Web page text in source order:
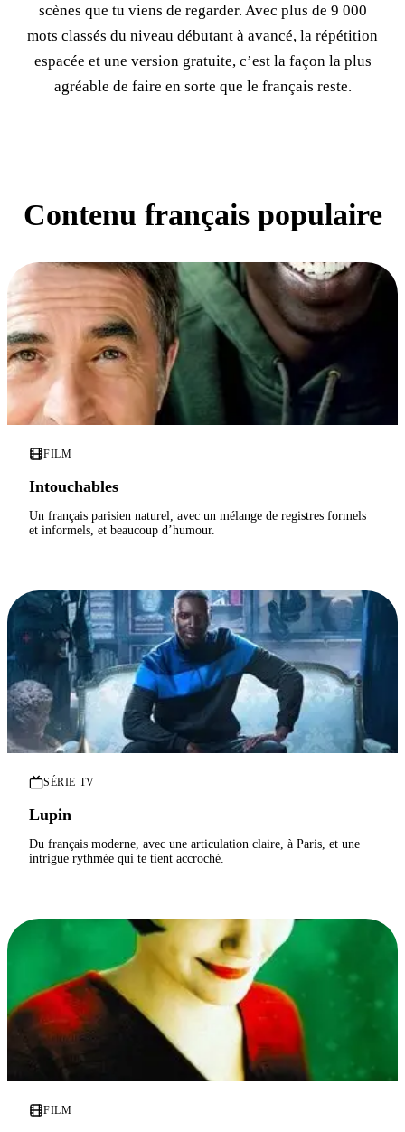
scènes que tu viens de regarder. Avec plus de 9 000
mots classés du niveau débutant à avancé, la répétition
espacée et une version gratuite, c’est la façon la plus
agréable de faire en sorte que le français reste.
Contenu français populaire
FILM
Intouchables
Un français parisien naturel, avec un mélange de registres formels
et informels, et beaucoup d’humour.
SÉRIE TV
Lupin
Du français moderne, avec une articulation claire, à Paris, et une
intrigue rythmée qui te tient accroché.
FILM